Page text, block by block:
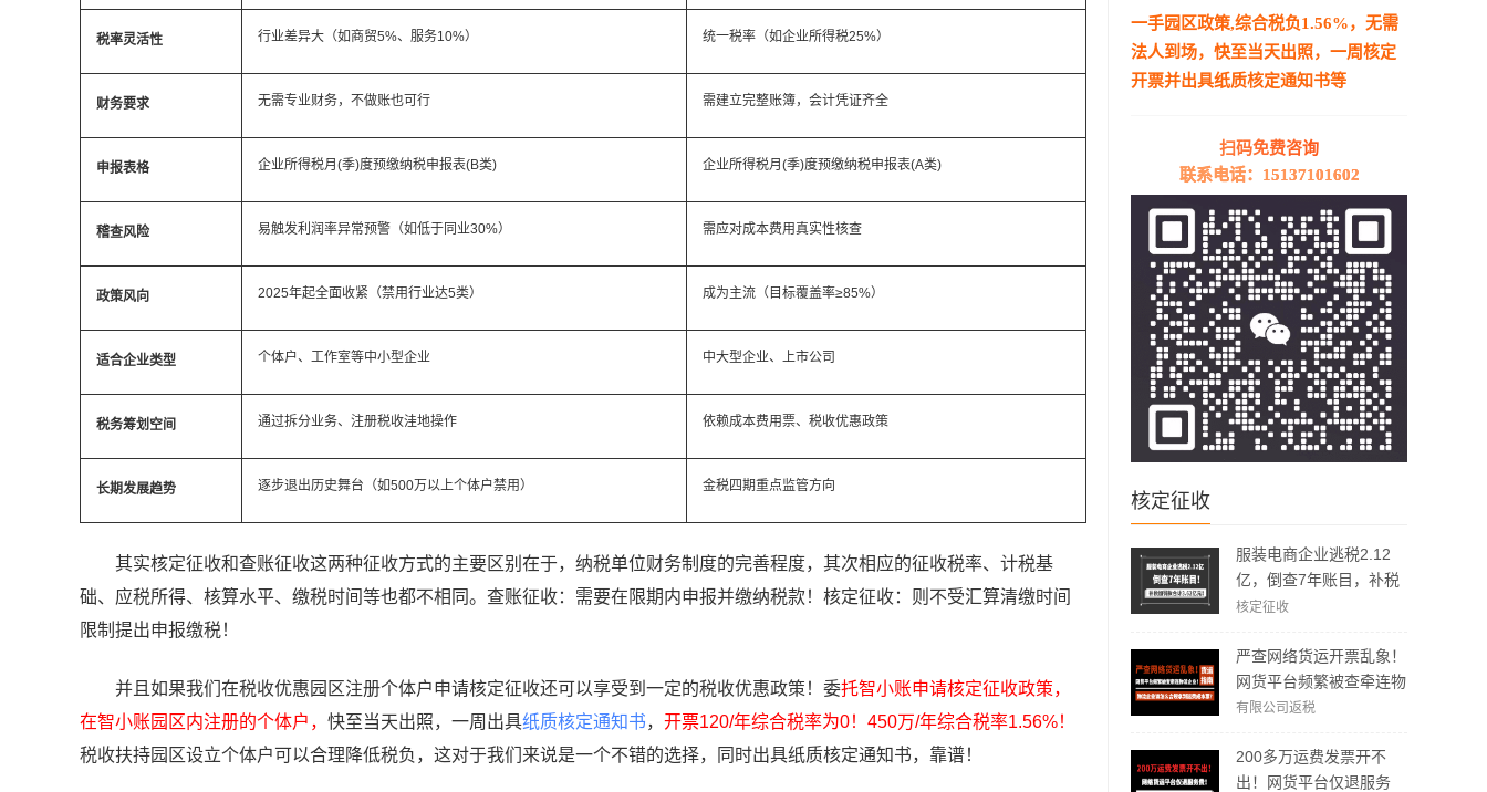
一手园区政策,综合税负1.56%，无需
法人到场，快至当天出照，一周核定
开票并出具纸质核定通知书等
扫码免费咨询
联系电话：15137101602
核定征收
服装电商企业逃税2.12
亿，倒查7年账目，补税
加罚款3.62亿元！
核定征收
严查网络货运开票乱象！
网货平台频繁被查牵连物
流企业！物流企业该怎么
有限公司返税
200多万运费发票开不
出！网货平台仅退服务
税率灵活性 行业差异大（如商贸5%、服务10%） 统一税率（如企业所得税25%）
财务要求 无需专业财务，不做账也可行 需建立完整账簿，会计凭证齐全
申报表格 企业所得税月(季)度预缴纳税申报表(B类) 企业所得税月(季)度预缴纳税申报表(A类)
稽查风险 易触发利润率异常预警（如低于同业30%） 需应对成本费用真实性核查
政策风向 2025年起全面收紧（禁用行业达5类） 成为主流（目标覆盖率≥85%）
适合企业类型 个体户、工作室等中小型企业 中大型企业、上市公司
税务筹划空间 通过拆分业务、注册税收洼地操作 依赖成本费用票、税收优惠政策
长期发展趋势 逐步退出历史舞台（如500万以上个体户禁用） 金税四期重点监管方向
其实核定征收和查账征收这两种征收方式的主要区别在于，纳税单位财务制度的完善程度，其次相应的征收税率、计税基
础、应税所得、核算水平、缴税时间等也都不相同。查账征收：需要在限期内申报并缴纳税款！核定征收：则不受汇算清缴时间
限制提出申报缴税！
并且如果我们在税收优惠园区注册个体户申请核定征收还可以享受到一定的税收优惠政策！委托智小账申请核定征收政策，
在智小账园区内注册的个体户， 快至当天出照，一周出具纸质核定通知书， 开票120/年综合税率为0！450万/年综合税率1.56%！
税收扶持园区设立个体户可以合理降低税负，这对于我们来说是一个不错的选择，同时出具纸质核定通知书，靠谱！